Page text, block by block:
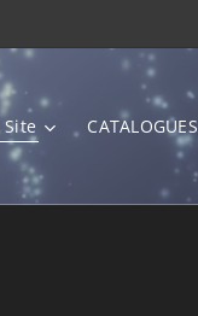
Site CATALOGUES